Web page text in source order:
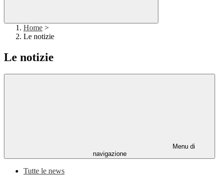
Home >
Le notizie
Le notizie
Menu di
navigazione
Tutte le news